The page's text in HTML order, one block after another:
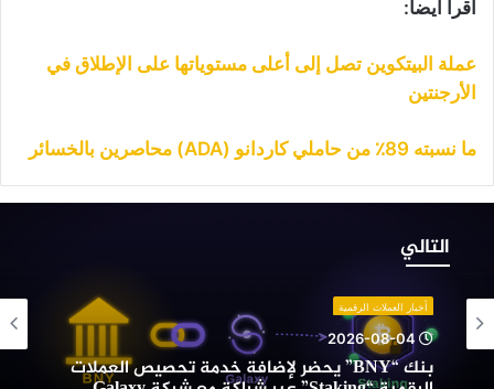
اقرأ أيضا:
عملة البيتكوين تصل إلى أعلى مستوياتها على الإطلاق في
الأرجنتين
ما نسبته 89٪ من حاملي كاردانو (ADA) محاصرين بالخسائر
التالي
خدمة
تحصيص
العملات
أخبار العملات الرقمية
2026-08-04
بنك “BNY” يحضر لإضافة خدمة تحصيص العملات